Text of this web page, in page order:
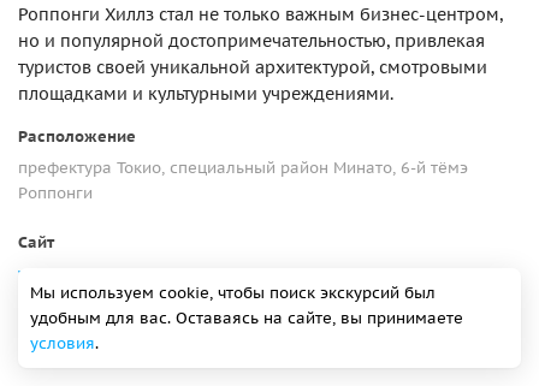
Роппонги Хиллз стал не только важным бизнес-центром,
но и популярной достопримечательностью, привлекая
туристов своей уникальной архитектурой, смотровыми
площадками и культурными учреждениями.
Расположение
префектура Токио, специальный район Минато, 6-й тёмэ
Роппонги
Сайт
www.roppongihills.com
Роппонги Хиллз на карте
Мы используем cookie, чтобы поиск экскурсий был
удобным для вас. Оставаясь на сайте, вы принимаете
условия.